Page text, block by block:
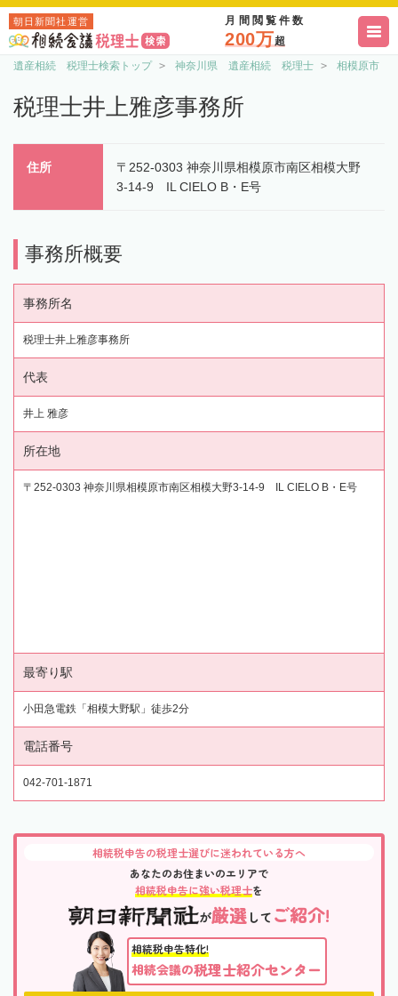
朝日新聞社運営 月間閲覧件数
200万超
遺産相続 税理士検索トップ 神奈川県 遺産相続 税理士 相模原市
税理士井上雅彦事務所
住所
〒252-0303 神奈川県相模原市南区相模大野
3-14-9 IL CIELO B・E号
事務所概要
事務所名
税理士井上雅彦事務所
代表
井上 雅彦
所在地
〒252-0303 神奈川県相模原市南区相模大野3-14-9 IL CIELO B・E号
最寄り駅
小田急電鉄「相模大野駅」徒歩2分
電話番号
042-701-1871
相続税申告の税理士選びに迷われている方へ
あなたのお住まいのエリアで
相続税申告に強い税理士を
が厳選して ご紹介!
相続税申告特化!
相続会議の税理士紹介センター